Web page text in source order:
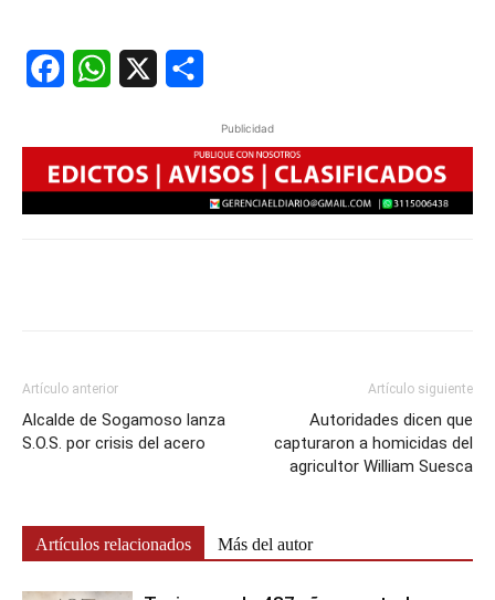
FacebookWhatsApp
Publicidad
Artículo anterior
Alcalde de Sogamoso lanza
S.O.S. por crisis del acero
Artículo siguiente
Autoridades dicen que
capturaron a homicidas del
agricultor William Suesca
Artículos relacionados Más del autor